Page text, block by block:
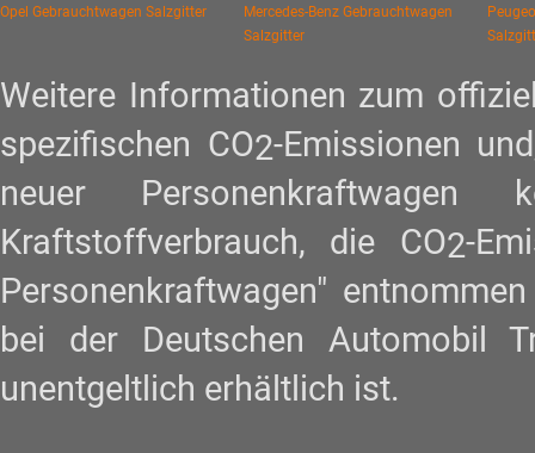
Opel Gebrauchtwagen Salzgitter
Mercedes-Benz Gebrauchtwagen
Salzgitter
Weitere Informationen zum
spezifischen CO2-Emissionen
neuer
Kraftstoffverbrauch, die CO2-
Personenkraftwagen"
bei der Deutschen Automobil
unentgeltlich erhältlich ist.